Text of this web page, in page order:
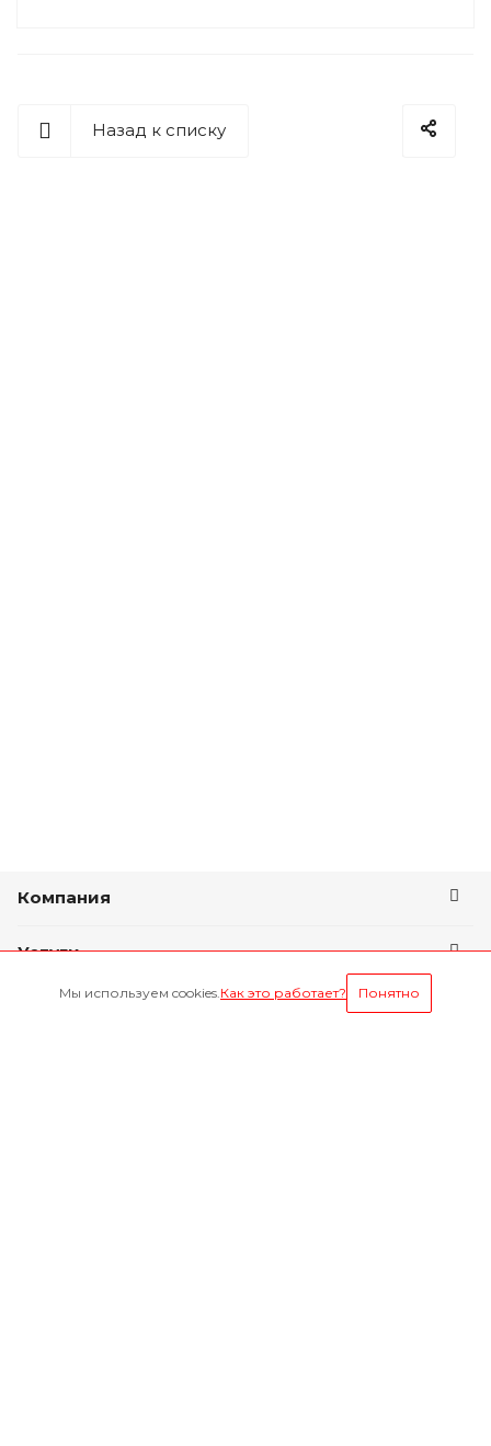
Назад к списку
Компания
Услуги
Условия оплаты
Мы используем cookies.Как это работает? Понятно